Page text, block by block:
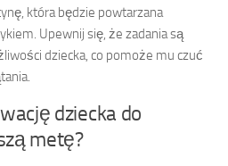
która będzie powtarzana
Upewnij się, że zadania są
dziecka, co pomoże mu czuć
dziecka do
metę?